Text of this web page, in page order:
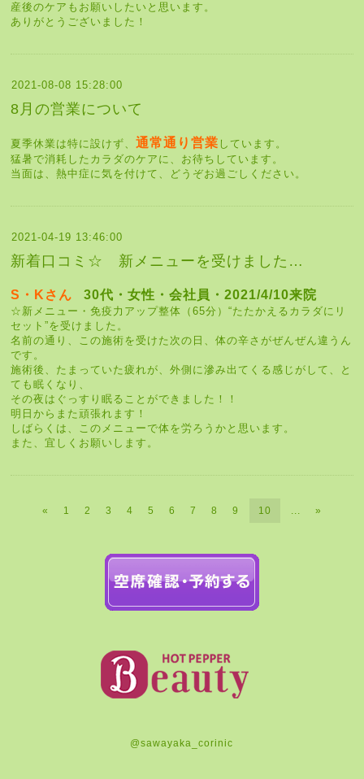
産後のケアもお願いしたいと思います。
ありがとうございました！
2021-08-08 15:28:00
8月の営業について
夏季休業は特に設けず、通常通り営業 しています。
猛暑で消耗したカラダのケアに、お待ちしています。
当面は、熱中症に気を付けて、どうぞお過ごしください。
2021-04-19 13:46:00
新着口コミ☆ 新メニューを受けました…
S・Kさん 30代・女性・会社員・2021/4/10来院
☆新メニュー・免疫力アップ整体（65分）“たたかえるカラダにリ
セット”を受けました。
名前の通り、この施術を受けた次の日、体の辛さがぜんぜん違うん
です。
施術後、たまっていた疲れが、外側に滲み出てくる感じがして、と
ても眠くなり、
その夜はぐっすり眠ることができました！！
明日からまた頑張れます！
しばらくは、このメニューで体を労ろうかと思います。
また、宜しくお願いします。
« 1 2 3 4 5 6 7 8 9 10 ... »
@sawayaka_corinic